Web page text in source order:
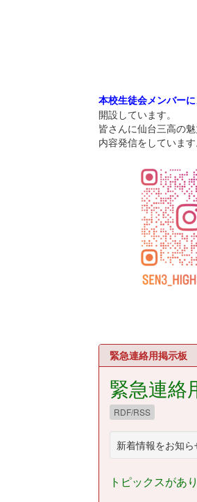
本校生徒会メンバー
開設しています。
皆さんに仙台三高の
内容発信をしています
緊急連絡用掲示板
緊急連絡
RDF/RSS
新着情報をお知ら
トピックスがあ